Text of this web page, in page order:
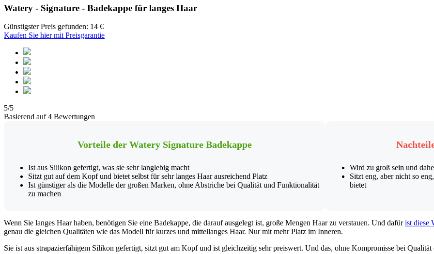
Watery - Signature - Badekappe für langes Haar
Günstigster Preis gefunden: 14 €
Kaufen Sie hier mit Preisgarantie
5/5
Basierend auf 4 Bewertungen
Vorteile der Watery Signature Badekappe
Ist aus Silikon gefertigt, was sie sehr langlebig macht
Sitzt gut auf dem Kopf und bietet selbst für sehr langes Haar ausreichend Platz
Ist günstiger als die Modelle der großen Marken, ohne Abstriche bei Qualität und Funktionalität
zu machen
Wird zu groß sein und
Sitzt eng, aber nicht so
bietet
Wenn Sie langes Haar haben, benötigen Sie eine Badekappe, die darauf ausgelegt ist, große Mengen Haar zu verstauen. Und dafürist diese
genau die gleichen Qualitäten wie das Modell für kurzes und mittellanges Haar. Nur mit mehr Platz im Inneren.
Sie ist aus strapazierfähigem Silikon gefertigt, sitzt gut am Kopf und ist gleichzeitig sehr preiswert. Und das, ohne Kompromisse bei